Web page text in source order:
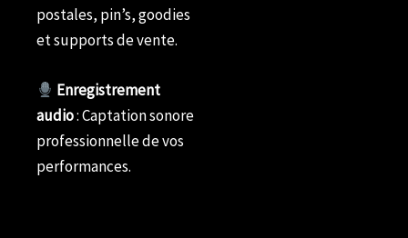
postales, pin’s, goodies
et supports de vente.
Enregistrement
audio: Captation sonore
professionnelle de vos
performances.